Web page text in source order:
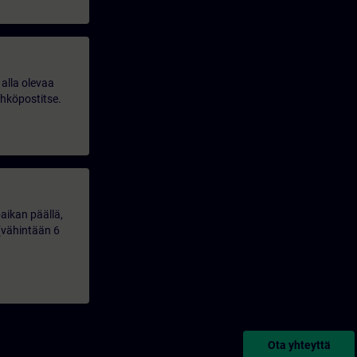
olevaa
päällä,
6
Ota yhteyttä